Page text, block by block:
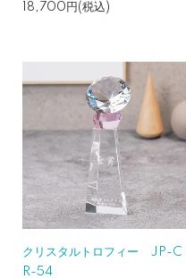
18,700円(税込)
クリスタルトロフィー JP-C
R-54